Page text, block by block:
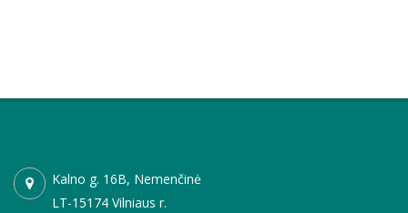
Kalno g. 16B, Nemenčinė
LT-15174 Vilniaus r.